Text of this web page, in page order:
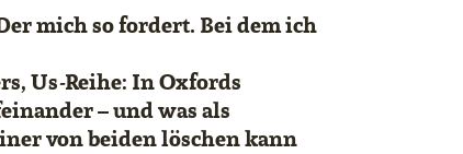
mich so fordert. Bei dem ich
Us-Reihe: In Oxfords
– und was als
von beiden löschen kann